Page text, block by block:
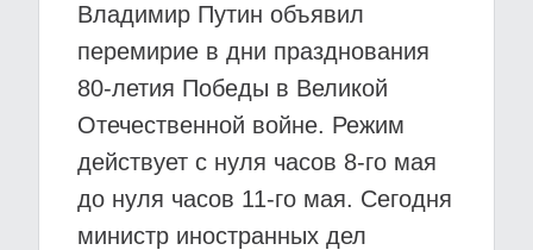
Владимир Путин объявил
перемирие в дни празднования
80-летия Победы в Великой
Отечественной войне. Режим
действует с нуля часов 8-го мая
до нуля часов 11-го мая. Сегодня
министр иностранных дел